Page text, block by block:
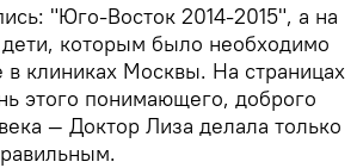
"Юго-Восток 2014-2015", а на
которым было необходимо
в клиниках Москвы. На страницах
этого понимающего, доброго
— Доктор Лиза делала только